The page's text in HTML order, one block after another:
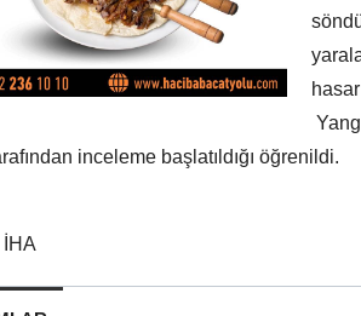
inceleme başlatıldığı öğrenildi.
İHA